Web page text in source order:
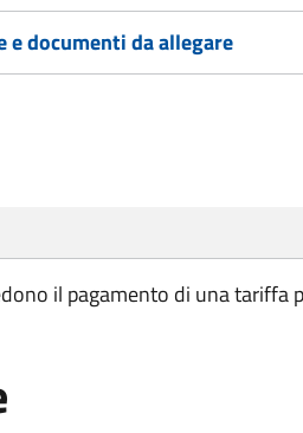
e documenti da allegare
il pagamento di una tariffa